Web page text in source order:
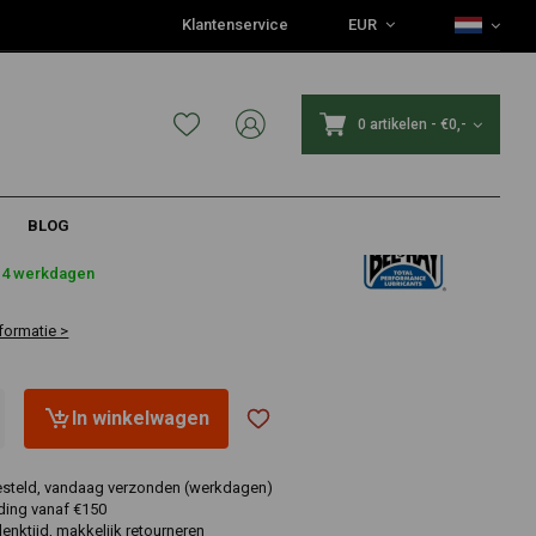
Klantenservice EUR
0 artikelen - €0,-
BLOG
werkdagen
>
In winkelwagen
vandaag verzonden (werkdagen)
vanaf €150
makkelijk retourneren